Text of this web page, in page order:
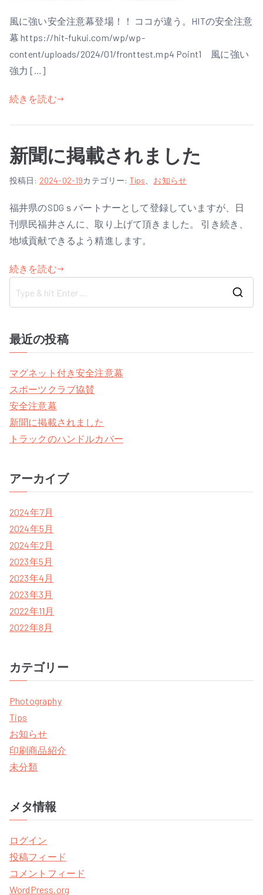
:
a
d
m
n
風に強い安全注意幕登場！！ ココが違う。HITの安全注意
幕 https://hit-fukui.com/wp/wp-
content/uploads/2024/01/fronttest.mp4 Point1 風に強い
強力 […]
続きを読む
新聞に掲載されました
作
:
a
d
i
投稿日: 2024-02-19カテゴリー: Tips お知らせ
新
に
掲
載
れ
の
コ
ン
ト
は
だ
ん
福井県のSDGｓパートナーとして登録していますが、日
刊県民福井さんに、取り上げて頂きました。 引き続き、
地域貢献できるよう精進します。
続きを読む
最近の投稿
マグネット付き安全注意幕
スポーツクラブ協賛
安全注意幕
新聞に掲載されました
トラックのハンドルカバー
アーカイブ
2024年7月
2024年5月
2024年2月
2023年5月
2023年4月
2023年3月
2022年11月
2022年8月
カテゴリー
Photography
Tips
お知らせ
印刷商品紹介
未分類
メタ情報
ログイン
投稿フィード
コメントフィード
WordPress.org